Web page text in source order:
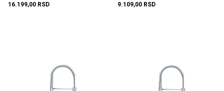
16.199,00 RSD 9.109,00 RSD